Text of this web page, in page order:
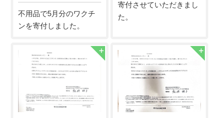
不用品で5月分のワクチ
ンを寄付しました。
寄付させていただきまし
た。